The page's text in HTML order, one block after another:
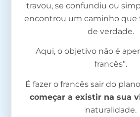
travou, se confundiu ou
encontrou um caminho que
de verdade.
Aqui, o objetivo não é
francês”.
É fazer o francês sair do
começar a existir na sua
naturalidade.